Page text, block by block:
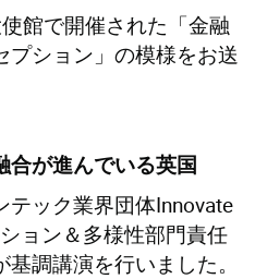
館で開催された「金融
ション」の模様をお送
合が進んでいる英国
テック業界団体Innovate
ョン＆多様性部門責任
調講演を行いました。